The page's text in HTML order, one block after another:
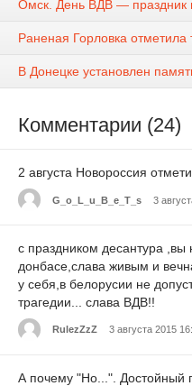
Омск. День ВДВ — праздник
Раненая Горловка отметила
В Донецке установлен
Комментарии (24)
2 августа Новороссия
G_o_L_u_B_e_T_s 3
с праздником десантура
донбасе,слава живым и
у себя,в белорусии не
трагедии... слава ВДВ!!
RulezZzZ 3 августа 2015
А почему "Но...". Достойный